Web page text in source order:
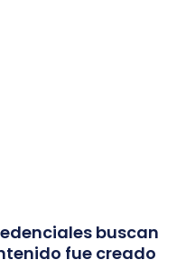
buscan
fue creado